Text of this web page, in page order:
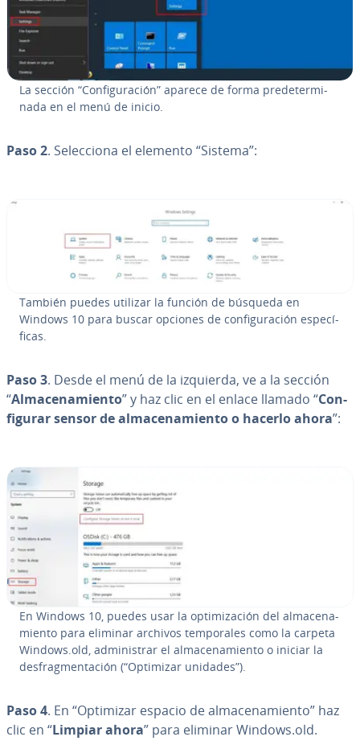
La sección “Co­n­fi­gu­ra­ción” aparece de forma pre­de­te­r­mi­
na­da en el menú de inicio.
Paso 2. Se­le­c­cio­na el elemento “Sistema”:
También puedes utilizar la función de búsqueda en
Windows 10 para buscar opciones de co­n­fi­gu­ra­ción es­pe­cí­
fi­cas.
Paso 3. Desde el menú de la izquierda, ve a la sección
“Al­ma­ce­na­mie­n­to” y haz clic en el enlace llamado “Co­n­
fi­gu­rar sensor de al­ma­ce­na­mie­n­to o hacerlo ahora”:
En Windows 10, puedes usar la op­ti­mi­za­ción del al­ma­ce­na­
mie­n­to para eliminar archivos te­m­po­ra­les como la carpeta
Windows.old, ad­mi­ni­s­trar el al­ma­ce­na­mie­n­to o iniciar la
de­s­fra­g­me­n­ta­ción (“Optimizar unidades”).
Paso 4. En “Optimizar espacio de al­ma­ce­na­mie­n­to” haz
clic en “Limpiar ahora” para eliminar Windows.old.